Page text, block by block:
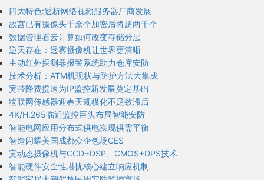
四大特色:透析网络视频服务器厂商发展
故宫已有摄像头千余个加密后将超两千个
数据管理看云计算如何改变存储分层
逆天存在：透雾摄像机让世界更清晰
主动红外探测器报警系统助力仓库安防
技术分析：ATM机现状与防护方法大集成
宽带降费提速为IP监控新发展奠定基础
物联网传感器迎春天规模化不足致滞后
4K/H.265临近监控巨头布局智能安防
智能电网应用分布式供电实现供需平衡
智造闪耀美国成都众企包场CES
宽动态摄像机与CCD+DSP、CMOS+DPS技术
智能硬件安全性堪忧核心建立响应机制